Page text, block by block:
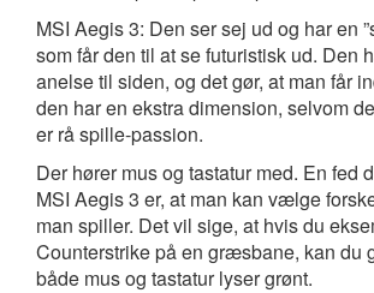
MSI Aegis 3: Den ser sej ud og har en
som får den til at se futuristisk ud. Den
anelse til siden, og det gør, at man får
den har en ekstra dimension, selvom
er rå spille-passion.
Der hører mus og tastatur med. En fed
MSI Aegis 3 er, at man kan vælge
man spiller. Det vil sige, at hvis du
Counterstrike på en græsbane, kan du
både mus og tastatur lyser grønt.